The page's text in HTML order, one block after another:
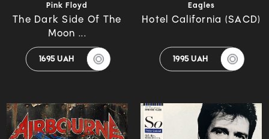
Pink Floyd
The Dark Side Of The
Moon ...
1695 UAH
Eagles
Hotel California (SACD)
1995 UAH